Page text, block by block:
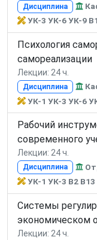
Дисциплина
УК-3 УК-6 УК-9
Психология
самореализации
Лекции: 24 ч.
Дисциплина
УК-1 УК-3 УК-6
Рабочий
современного
Лекции: 24 ч.
Дисциплина
УК-1 УК-3 В2 В13
Системы
экономическом
Лекции: 24 ч.